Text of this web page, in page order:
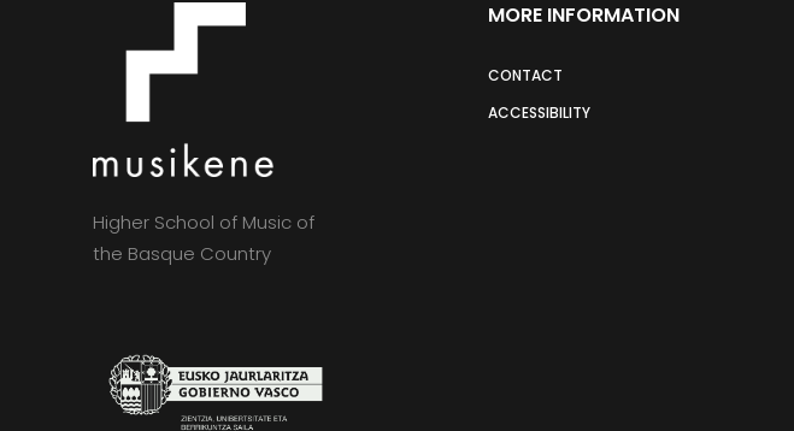
Higher School of Music of
the Basque Country
MORE INFORMATION
CONTACT
ACCESSIBILITY